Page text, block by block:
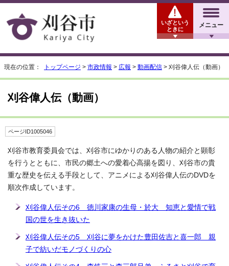
メニュー
いざという
ときに
現在の位置： トップページ > 市政情報 > 広報 > 動画配信 > 刈谷偉人伝（動画）
刈谷偉人伝（動画）
ページID1005046
刈谷市教育委員会では、刈谷市にゆかりのある人物の紹介と顕彰
を行うとともに、市民の郷土への愛着心高揚を図り、刈谷市の貴
重な歴史を伝える手段として、アニメによる刈谷偉人伝のDVDを
順次作成しています。
刈谷偉人伝その6 徳川家康の生母・於大 知恵と愛情で戦
国の世を生き抜いた
刈谷偉人伝その5 刈谷に夢をかけた豊田佐吉と喜一郎 親
子で紡いだモノづくりの心